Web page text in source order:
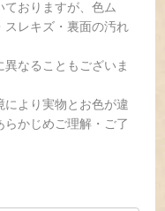
おりますが、色ム
スレキズ・裏面の汚れ
なることもございま
により実物とお色が違
かじめご理解・ご了